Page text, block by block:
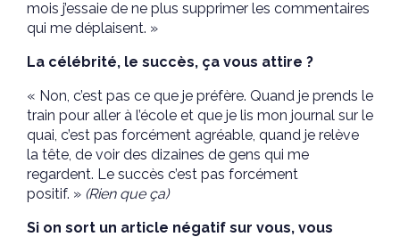
mois j’essaie de ne plus supprimer les commentaires
qui me déplaisent. »
La célébrité, le succès, ça vous attire ?
« Non, c’est pas ce que je préfère. Quand je prends le
train pour aller à l’école et que je lis mon journal sur le
quai, c’est pas forcément agréable, quand je relève
la tête, de voir des dizaines de gens qui me
regardent. Le succès c’est pas forcément
positif. » (Rien que ça)
Si on sort un article négatif sur vous, vous